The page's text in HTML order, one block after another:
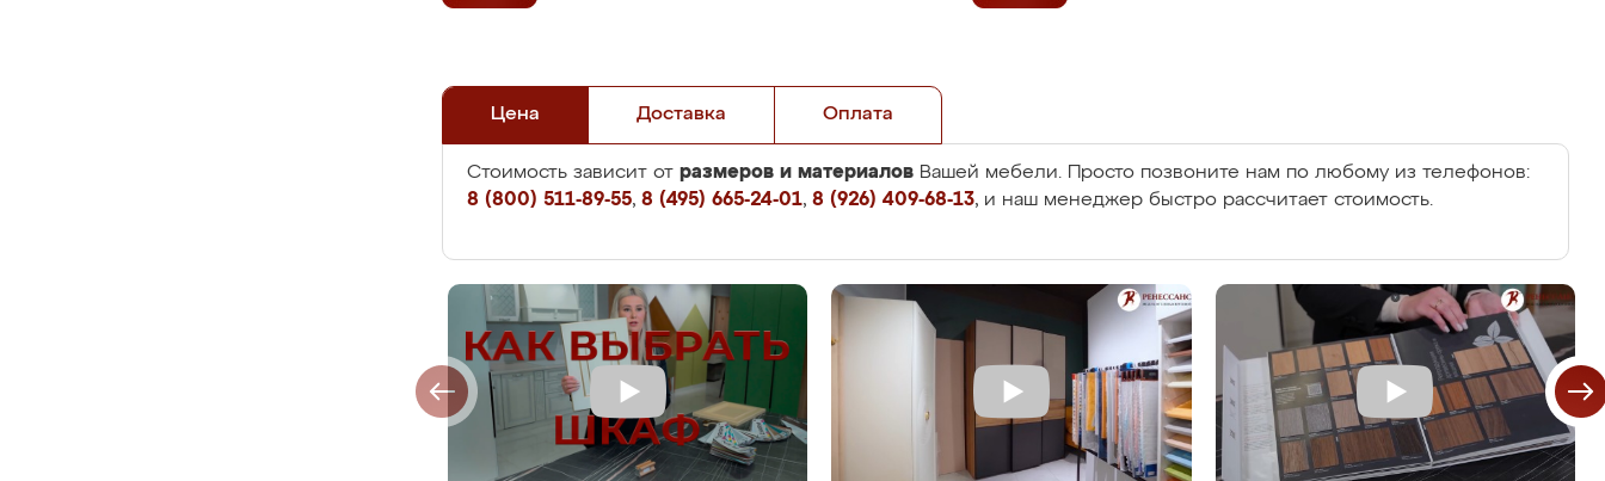
Цена Доставка Оплата
Стоимость зависит от размеров и материалов Вашей мебели. Просто позвоните нам по любому из телефонов:
8 (800) 511-89-55, 8 (495) 665-24-01, 8 (926) 409-68-13, и наш менеджер быстро рассчитает стоимость.